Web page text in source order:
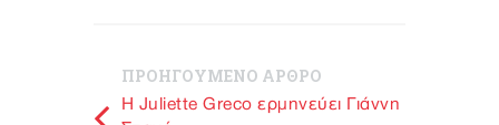
ΠΡΟΗΓΟΥΜΕΝΟ ΑΡΘΡΟ
H Juliette Greco ερμηνεύει Γιάννη